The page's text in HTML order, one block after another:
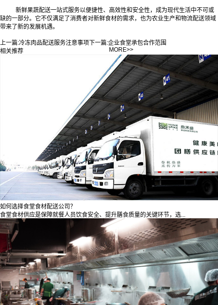
新鲜果蔬配送一站式服务以便捷性、高效性和安全性，成为现代生活中不可或
缺的一部分。它不仅满足了消费者对新鲜食材的需求，也为农业生产和物流配送领域
带来了新的发展机遇。‍
上一篇:冷冻肉品配送服务注意事项 下一篇:企业食堂承包合作范围
相关推荐
MORE>>
如何选择食堂食材配送公司？
食堂食材供应是保障就餐人员饮食安全、提升膳食质量的关键环节，选...